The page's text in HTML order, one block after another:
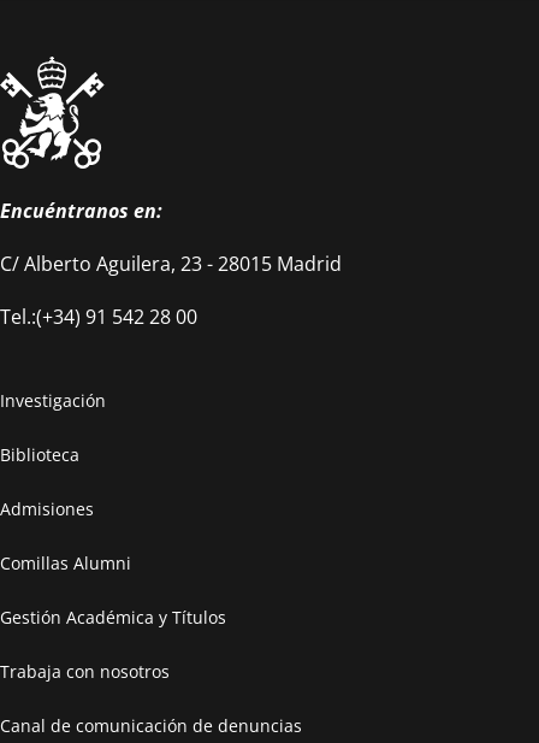
Encuéntranos en:
C/ Alberto Aguilera, 23 - 28015 Madrid
Tel.:(+34) 91 542 28 00
Investigación
Biblioteca
Admisiones
Comillas Alumni
Gestión Académica y Títulos
Trabaja con nosotros
Canal de comunicación de denuncias